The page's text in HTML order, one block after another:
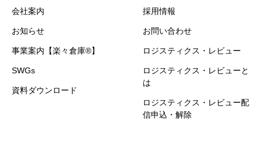
会社案内
お知らせ
事業案内【楽々倉庫®】
SWGs
資料ダウンロード
採用情報
お問い合わせ
ロジスティクス・レビュー
ロジスティクス・レビューと
は
ロジスティクス・レビュー配
信申込・解除